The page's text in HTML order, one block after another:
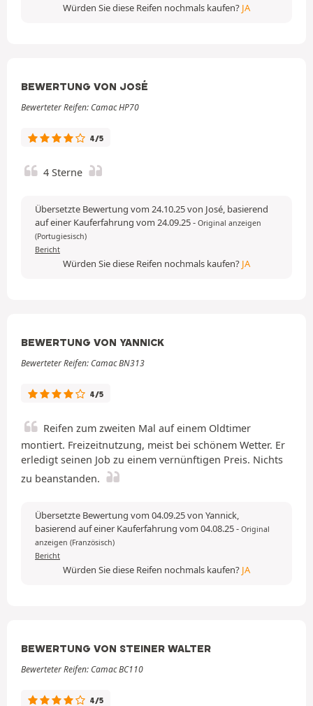
Würden Sie diese Reifen nochmals kaufen? JA
BEWERTUNG VON JOSÉ
Bewerteter Reifen: Camac HP70
4/5
4 Sterne
Übersetzte Bewertung vom 24.10.25 von José, basierend
auf einer Kauferfahrung vom 24.09.25- Original anzeigen
(Portugiesisch)
Bericht
Würden Sie diese Reifen nochmals kaufen? JA
BEWERTUNG VON YANNICK
Bewerteter Reifen: Camac BN313
4/5
Reifen zum zweiten Mal auf einem Oldtimer
montiert. Freizeitnutzung, meist bei schönem Wetter. Er
erledigt seinen Job zu einem vernünftigen Preis. Nichts
zu beanstanden.
Übersetzte Bewertung vom 04.09.25 von Yannick,
basierend auf einer Kauferfahrung vom 04.08.25- Original
anzeigen (Französisch)
Bericht
Würden Sie diese Reifen nochmals kaufen? JA
BEWERTUNG VON STEINER WALTER
Bewerteter Reifen: Camac BC110
4/5